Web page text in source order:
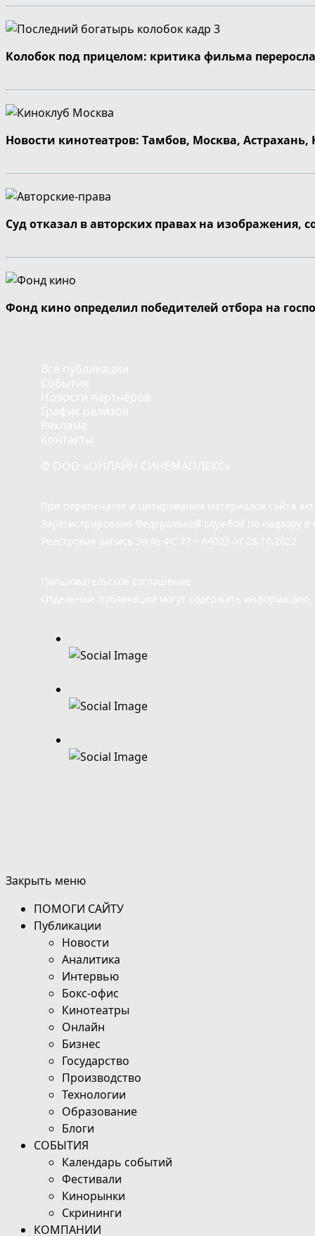
Колобок под прицелом: критика фильма
Новости кинотеатров: Тамбов, Москва,
Суд отказал в авторских правах на изображения,
Фонд кино определил победителей отбора на
Закрыть меню
ПОМОГИ САЙТУ
Публикации
Новости
Аналитика
Интервью
Бокс-офис
Кинотеатры
Онлайн
Бизнес
Государство
Производство
Технологии
Образование
Блоги
СОБЫТИЯ
Календарь событий
Фестивали
Кинорынки
Скрининги
КОМПАНИИ